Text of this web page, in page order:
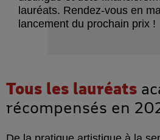
lauréats. Rendez-vous en
lancement du prochain prix !
Tous les lauréats
récompensés en